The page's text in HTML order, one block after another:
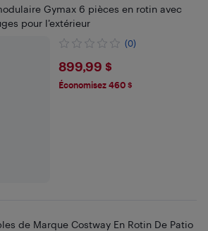
Gymax 6 pièces en rotin avec
pour l’extérieur
(0)
$899.99
899,99 $
Économisez 460 $
de Marque Costway En Rotin De Patio